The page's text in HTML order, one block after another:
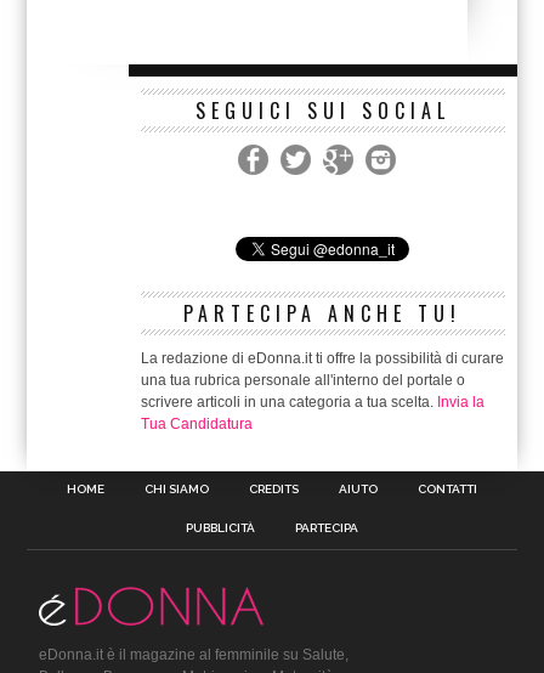
SEGUICI SUI SOCIAL
PARTECIPA ANCHE TU!
La redazione di eDonna.it ti offre la possibilità di curare
una tua rubrica personale all'interno del portale o
scrivere articoli in una categoria a tua scelta. Invia la
Tua Candidatura
HOME CHI SIAMO CREDITS AIUTO CONTATTI
PUBBLICITÀ PARTECIPA
eDonna.it è il magazine al femminile su Salute,